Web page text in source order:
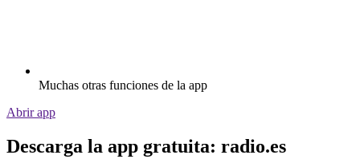
Muchas otras funciones de la app
Abrir app
Descarga la app gratuita: radio.es